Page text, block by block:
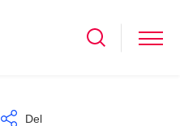
Del